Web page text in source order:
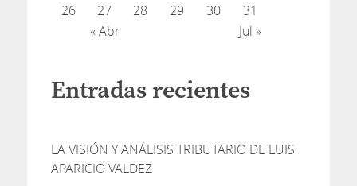
« Abr Jul »
26
27 28 29 30 31
Entradas recientes
LA VISIÓN Y ANÁLISIS TRIBUTARIO DE LUIS
APARICIO VALDEZ